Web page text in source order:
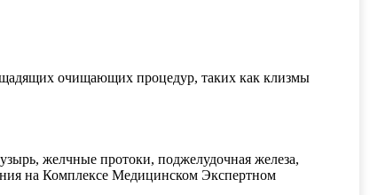
щадящих очищающих процедур, таких как клизмы
желчные протоки, поджелудочная железа,
на Комплексе Медицинском Экспертном